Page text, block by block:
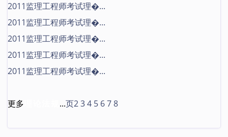
2011监理工程师考试理�...
2011监理工程师考试理�...
2011监理工程师考试理�...
2011监理工程师考试理�...
2011监理工程师考试理�...
更多 ...页234 5 678